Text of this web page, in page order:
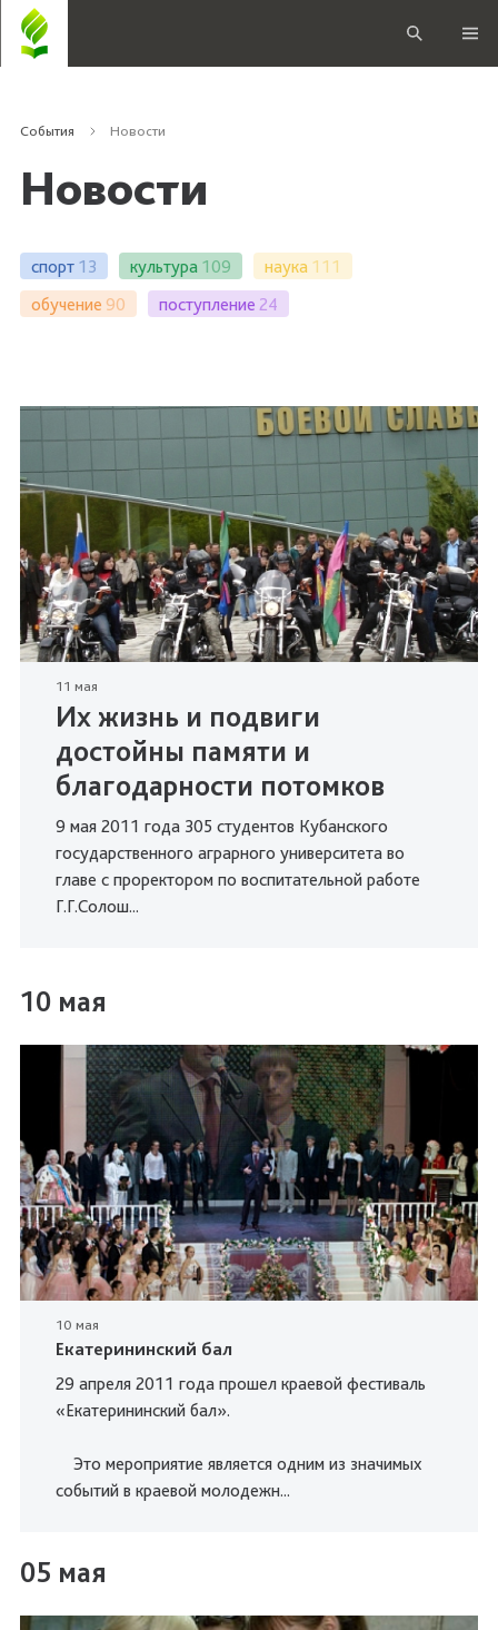
События Новости
Новости
спорт 13 культура 109 наука 111
обучение 90 поступление 24
11 мая
Их жизнь и подвиги
достойны памяти и
благодарности потомков
9 мая 2011 года 305 студентов Кубанского
государственного аграрного университета во
главе с проректором по воспитательной работе
Г.Г.Солош...
10 мая
10 мая
Екатерининский бал
29 апреля 2011 года прошел краевой фестиваль
«Екатерининский бал».
Это мероприятие является одним из значимых
событий в краевой молодежн...
05 мая